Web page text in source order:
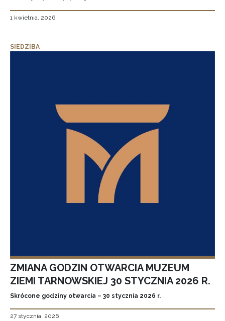
1 kwietnia, 2026
SIEDZIBA
ZMIANA GODZIN OTWARCIA MUZEUM
ZIEMI TARNOWSKIEJ 30 STYCZNIA 2026 R.
Skrócone godziny otwarcia – 30 stycznia 2026 r.
27 stycznia, 2026